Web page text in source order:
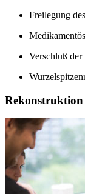
Freilegung
Verschluß der